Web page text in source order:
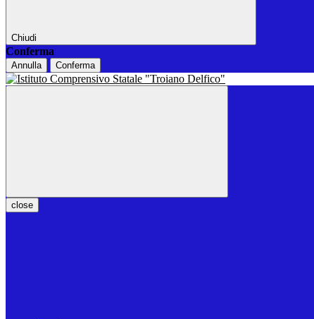
Chiudi
Conferma
Annulla Conferma
close